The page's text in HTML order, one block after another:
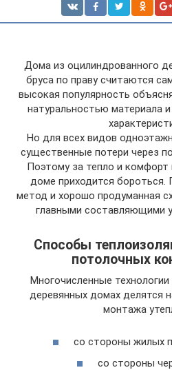
Дома из оцилиндрованного
бруса по праву считаются
высокая популярность
натуральностью материала
Но для всех видов
существенные потери через
Поэтому за тепло и
доме приходится бороться.
метод и хорошо продуманная
главными составляющими
Способы
потолочных
Многочисленные
деревянных домах делятся
монтажа
со стороны жилых
со стороны